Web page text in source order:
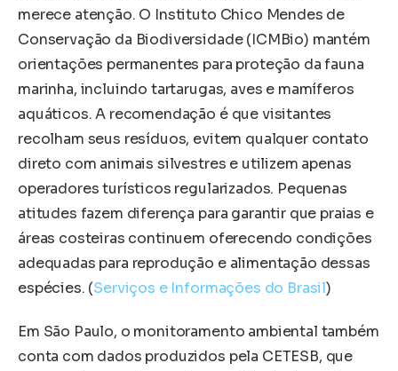
merece atenção. O Instituto Chico Mendes de
Conservação da Biodiversidade (ICMBio) mantém
orientações permanentes para proteção da fauna
marinha, incluindo tartarugas, aves e mamíferos
aquáticos. A recomendação é que visitantes
recolham seus resíduos, evitem qualquer contato
direto com animais silvestres e utilizem apenas
operadores turísticos regularizados. Pequenas
atitudes fazem diferença para garantir que praias e
áreas costeiras continuem oferecendo condições
adequadas para reprodução e alimentação dessas
espécies. (Serviços e Informações do Brasil)
Em São Paulo, o monitoramento ambiental também
conta com dados produzidos pela CETESB, que